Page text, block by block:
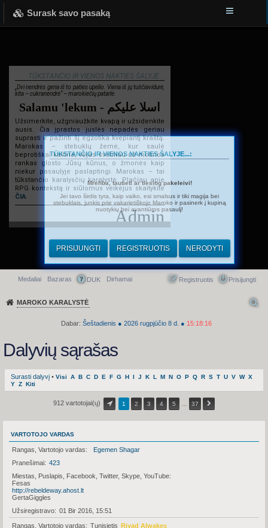
Surask savo pasaką
TŪKSTANČIO IR VIENOS NAKTIES ŠALYJE...
„Dvi nendrės geria iš to paties upelio. Viena iš jų tuščiavidurė,
kita – cukranendrė“ – marokiečių patarlė.
Salamu 'lekum - اسلا عليكم
Užsimerkite, užgniaužkite kvapą ir užsidenkite
ausis. Čia įprastos juslės nepadės geriau
suprasti ir pažinti šį egzotika kvepiantį kraštą.
Marokas – stebuklų žemė, kur saulė
beprotiškai kaitina, vėjas švelniau už motinos
rankas glosto Jūsų kūnus, o žmonės kaip
niekur pasaulyje paslaptingi. Marokas – tai
tūkstančio karalysčių karalystė. Plačiau apie
RPG kontekstą ir siūlomus veikėjus skaitykite
ČIA.
Admin
Greitasis meniu
Medaliai Bazaras DUK Dirhamai Prisijungti
Registruotis
MAROKO KARALYSTĖ
Dabar: Šeštadienis ● 2026 rugpjūčio 8 d. ● 15:18:16
TŪKSTANČIO IR VIENOS NAKTIES ŠALYJE...:
Mrehba, tautieti ar tiesiog pakeleivi!
Jei tavo širdis tyra, kaip vaiko, esi smalsus ir tiki magija bei
stebuklais, junkis prie vakarietiškojo Maroko ir pasinerk į kupiną
nuotykių bei avantiūros pasaulį!
PRISIJUNGTI REGISTRUOTIS NERODYTI
Dalyvių sąrašas
Surasti dalyvį • Visi A B C D E F G H I J K L M N O P Q R S T U V W X
Y Z Kiti
912 vartotojai(ų) 1 2 3 4 5 37
VARTOTOJO VARDAS
Rangas, Vartotojo vardas
Egemen Shagar
Pranešimai
423
Miestas, Puslapis, Facebook, Twitter, Skype, YouTube
Fesas
http://rebeldeway.ahost.lt
GertaGiggles
Užsiregistravo
01 Bir 2016, 15:51
Rangas, Vartotojo vardas Tunisietis Riyad Alwakes